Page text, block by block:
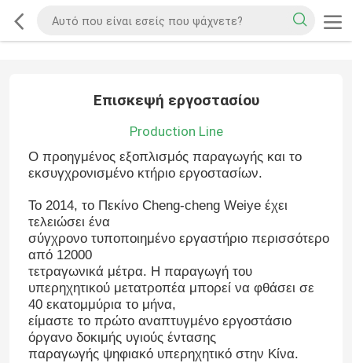
Επισκεψή εργοστασίου
Production Line
Ο προηγμένος εξοπλισμός παραγωγής και το
εκσυγχρονισμένο κτήριο εργοστασίων.
Το 2014, το Πεκίνο Cheng-cheng Weiye έχει
τελειώσει ένα
σύγχρονο τυποποιημένο εργαστήριο περισσότερο
από 12000
τετραγωνικά μέτρα. Η παραγωγή του
υπερηχητικού μετατροπέα μπορεί να φθάσει σε
40 εκατομμύρια το μήνα,
είμαστε το πρώτο αναπτυγμένο εργοστάσιο
όργανο δοκιμής υγιούς έντασης
παραγωγής ψηφιακό υπερηχητικό στην Κίνα.